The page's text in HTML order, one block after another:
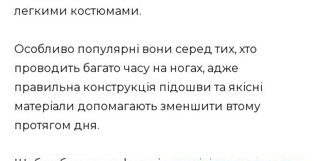
легкими костюмами.
Особливо популярні вони серед тих, хто
проводить багато часу на ногах, адже
правильна конструкція підошви та якісні
матеріали допомагають зменшити втому
протягом дня.